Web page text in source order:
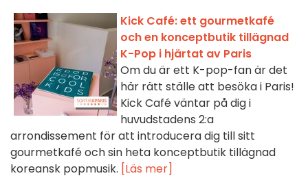
Kick Café: ett gourmetkafé
och en konceptbutik tillägnad
K-Pop i hjärtat av Paris
Om du är ett K-pop-fan är det
här rätt ställe att besöka i Paris!
Kick Café väntar på dig i
huvudstadens 2:a
arrondissement för att introducera dig till sitt
gourmetkafé och sin heta konceptbutik tillägnad
koreansk popmusik. [Läs mer]